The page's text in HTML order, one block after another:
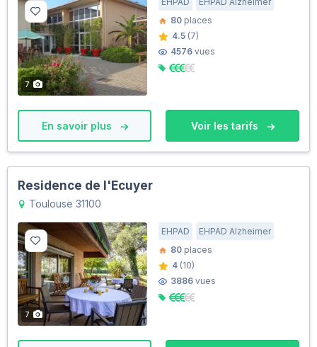
7
80 places
4.5 (7)
4576 vues
En savoir plus Voir les tarifs
Residence de l'Ecuyer
Toulouse 31100
7
EHPAD
EHPAD Alzheimer
80 places
4 (10)
3886 vues